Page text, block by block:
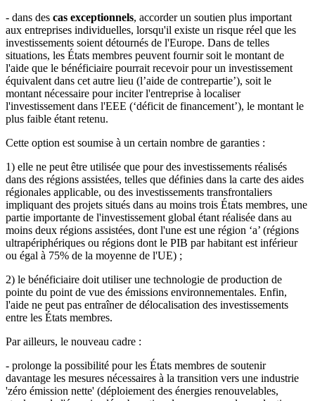
- dans des cas exceptionnels, accorder un soutien plus important
aux entreprises individuelles, lorsqu'il existe un risque réel que les
investissements soient détournés de l'Europe. Dans de telles
situations, les États membres peuvent fournir soit le montant de
l'aide que le bénéficiaire pourrait recevoir pour un investissement
équivalent dans cet autre lieu (l’aide de contrepartie’), soit le
montant nécessaire pour inciter l'entreprise à localiser
l'investissement dans l'EEE (‘déficit de financement’), le montant le
plus faible étant retenu.
Cette option est soumise à un certain nombre de garanties :
1) elle ne peut être utilisée que pour des investissements réalisés
dans des régions assistées, telles que définies dans la carte des aides
régionales applicable, ou des investissements transfrontaliers
impliquant des projets situés dans au moins trois États membres, une
partie importante de l'investissement global étant réalisée dans au
moins deux régions assistées, dont l'une est une région ‘a’ (régions
ultrapériphériques ou régions dont le PIB par habitant est inférieur
ou égal à 75% de la moyenne de l'UE) ;
2) le bénéficiaire doit utiliser une technologie de production de
pointe du point de vue des émissions environnementales. Enfin,
l'aide ne peut pas entraîner de délocalisation des investissements
entre les États membres.
Par ailleurs, le nouveau cadre :
- prolonge la possibilité pour les États membres de soutenir
davantage les mesures nécessaires à la transition vers une industrie
'zéro émission nette' (déploiement des énergies renouvelables,